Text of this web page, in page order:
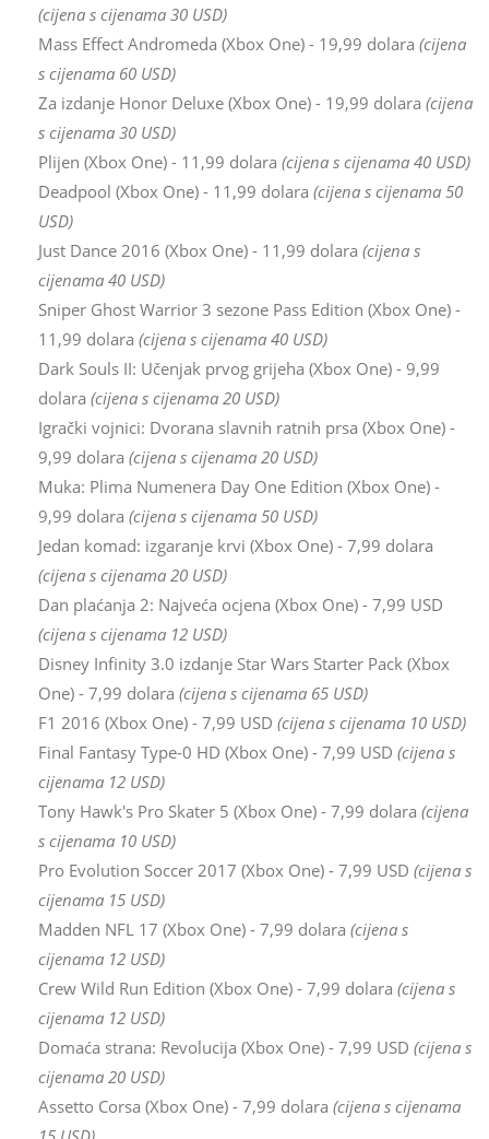
(cijena s cijenama 30 USD)
Mass Effect Andromeda (Xbox One) - 19,99 dolara (cijena
s cijenama 60 USD)
Za izdanje Honor Deluxe (Xbox One) - 19,99 dolara (cijena
s cijenama 30 USD)
Plijen (Xbox One) - 11,99 dolara (cijena s cijenama 40 USD)
Deadpool (Xbox One) - 11,99 dolara (cijena s cijenama 50
USD)
Just Dance 2016 (Xbox One) - 11,99 dolara (cijena s
cijenama 40 USD)
Sniper Ghost Warrior 3 sezone Pass Edition (Xbox One) -
11,99 dolara (cijena s cijenama 40 USD)
Dark Souls II: Učenjak prvog grijeha (Xbox One) - 9,99
dolara (cijena s cijenama 20 USD)
Igrački vojnici: Dvorana slavnih ratnih prsa (Xbox One) -
9,99 dolara (cijena s cijenama 20 USD)
Muka: Plima Numenera Day One Edition (Xbox One) -
9,99 dolara (cijena s cijenama 50 USD)
Jedan komad: izgaranje krvi (Xbox One) - 7,99 dolara
(cijena s cijenama 20 USD)
Dan plaćanja 2: Najveća ocjena (Xbox One) - 7,99 USD
(cijena s cijenama 12 USD)
Disney Infinity 3.0 izdanje Star Wars Starter Pack (Xbox
One) - 7,99 dolara (cijena s cijenama 65 USD)
F1 2016 (Xbox One) - 7,99 USD (cijena s cijenama 10 USD)
Final Fantasy Type-0 HD (Xbox One) - 7,99 USD (cijena s
cijenama 12 USD)
Tony Hawk's Pro Skater 5 (Xbox One) - 7,99 dolara (cijena
s cijenama 10 USD)
Pro Evolution Soccer 2017 (Xbox One) - 7,99 USD (cijena s
cijenama 15 USD)
Madden NFL 17 (Xbox One) - 7,99 dolara (cijena s
cijenama 12 USD)
Crew Wild Run Edition (Xbox One) - 7,99 dolara (cijena s
cijenama 12 USD)
Domaća strana: Revolucija (Xbox One) - 7,99 USD (cijena s
cijenama 20 USD)
Assetto Corsa (Xbox One) - 7,99 dolara (cijena s cijenama